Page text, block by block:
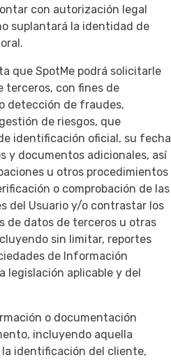
con autorización legal
suplantará la identidad de
que SpotMe podrá solicitarle
terceros, con fines de
detección de fraudes,
de riesgos, que
identificación oficial, su fecha
y documentos adicionales, así
u otros procedimientos
o comprobación de las
del Usuario y/o contrastar los
de datos de terceros u otras
sin limitar, reportes
de Información
legislación aplicable y del
o documentación
incluyendo aquella
identificación del cliente,